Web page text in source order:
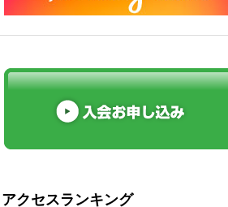
アクセスランキング